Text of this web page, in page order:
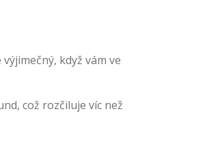
když vám ve
což rozčiluje víc než